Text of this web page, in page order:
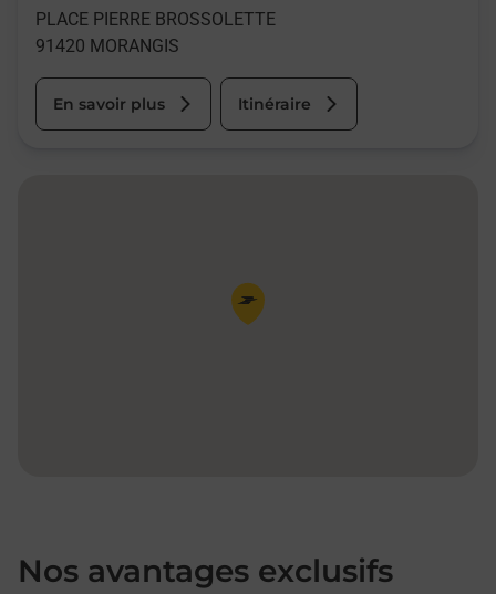
PLACE PIERRE BROSSOLETTE
91420 MORANGIS
En savoir plus Itinéraire
Pin de la carte
Nos avantages exclusifs